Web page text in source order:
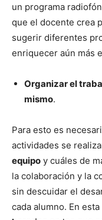
un programa
que el docente crea
sugerir diferentes
enriquecer aún más
Organizar el
mismo.
Para esto es
actividades se
equipo y cuáles de
la colaboración y la
sin descuidar el
cada alumno. En